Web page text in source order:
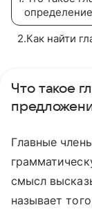
2.Как найти
Что такое
Главные
смысл
называет